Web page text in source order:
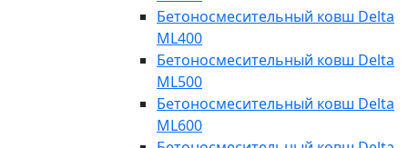
Бетоносмесительный ковш Delta
ML400
Бетоносмесительный ковш Delta
ML500
Бетоносмесительный ковш Delta
ML600